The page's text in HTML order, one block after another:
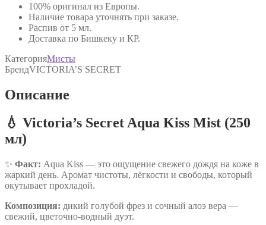
900 сом.
100% оригинал из Европы.
Наличие товара уточнять при заказе.
Распив от 5 мл.
Доставка по Бишкеку и КР.
КатегорияМисты
БрендVICTORIA’S SECRET
Описание
💧 Victoria’s Secret Aqua Kiss Mist (250
мл)
✨ Факт: Aqua Kiss — это ощущение свежего дождя на коже в
жаркий день. Аромат чистоты, лёгкости и свободы, который
окутывает прохладой.
Композиция: дикий голубой фрез и сочный алоэ вера —
свежий, цветочно-водный дуэт.